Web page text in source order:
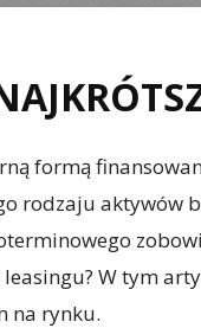
formą
rodzaju aktywów
W tym
na rynku.